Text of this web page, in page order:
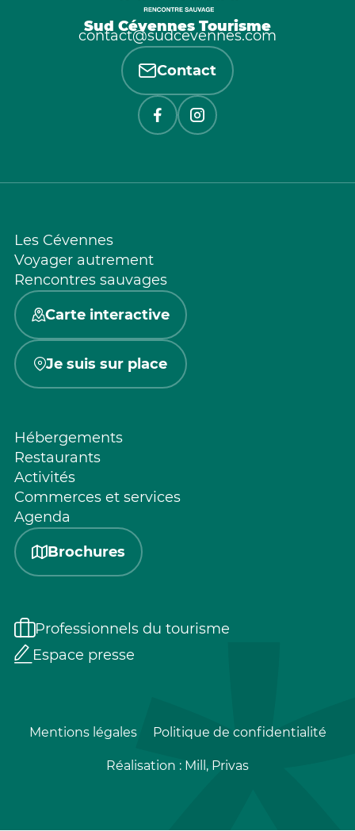
Sud Cévennes Tourisme
contact@sudcevennes.com
Contact
Les Cévennes
Voyager autrement
Rencontres sauvages
Carte interactive
Je suis sur place
Hébergements
Restaurants
Activités
Commerces et services
Agenda
Brochures
Professionnels du tourisme
Espace presse
Mentions légales Politique de confidentialité
Réalisation : Mill, Privas